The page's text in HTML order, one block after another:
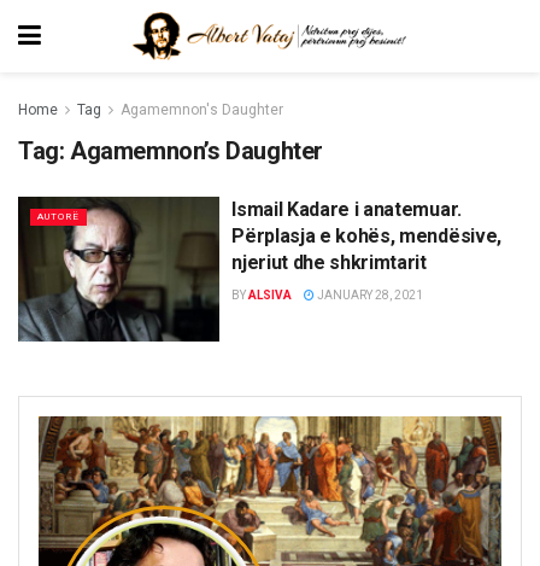
Home Tag Agamemnon's Daughter
Tag: Agamemnon’s Daughter
AUTORË
Ismail Kadare i anatemuar.
Përplasja e kohës, mendësive,
njeriut dhe shkrimtarit
BYALSIVA JANUARY 28, 2021